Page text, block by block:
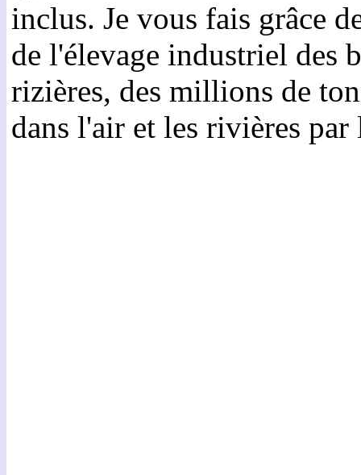
inclus. Je vous fais grâce
de l'élevage industriel des
rizières, des millions de
dans l'air et les rivières